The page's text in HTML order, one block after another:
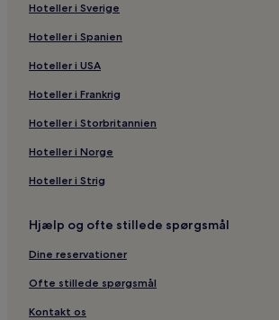
Hoteller i Sverige
Hoteller i Spanien
Hoteller i USA
Hoteller i Frankrig
Hoteller i Storbritannien
Hoteller i Norge
Hoteller i Strig
Hjælp og ofte stillede spørgsmål
Dine reservationer
Ofte stillede spørgsmål
Kontakt os